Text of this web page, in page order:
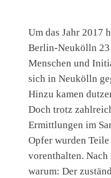
Um das Jahr 2017
Berlin-Neukölln 23
Menschen und
sich in Neukölln
Hinzu kamen
Doch trotz
Ermittlungen im
Opfer wurden
vorenthalten. Nach
warum: Der